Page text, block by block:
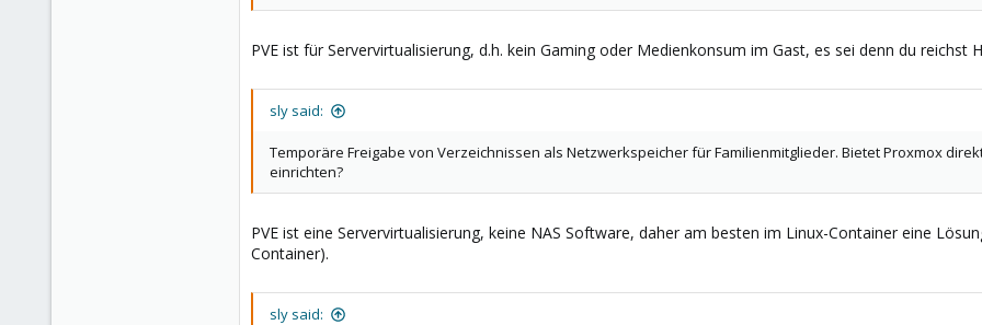
PVE ist für Servervirtualisierung, d.h. kein Gaming oder Medienkonsum im Gast, es sei denn du reichst
sly said:
Temporäre Freigabe von Verzeichnissen als Netzwerkspeicher für Familienmitglieder. Bietet Proxmox
einrichten?
PVE ist eine Servervirtualisierung, keine NAS Software, daher am besten im Linux-Container eine
Container).
sly said: